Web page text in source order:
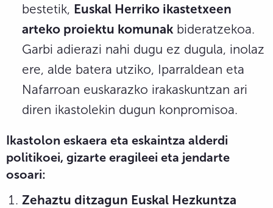
bestetik, Euskal Herriko ikastetxeen
arteko proiektu komunak bideratzekoa.
Garbi adierazi nahi dugu ez dugula, inolaz
ere, alde batera utziko, Iparraldean eta
Nafarroan euskarazko irakaskuntzan ari
diren ikastolekin dugun konpromisoa.
Ikastolon eskaera eta eskaintza alderdi
politikoei, gizarte eragileei eta jendarte
osoari:
Zehaztu ditzagun Euskal Hezkuntza